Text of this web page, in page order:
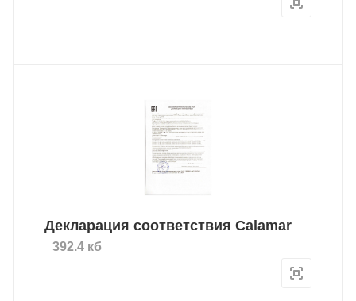
Декларация соответствия Calamar
392.4 кб